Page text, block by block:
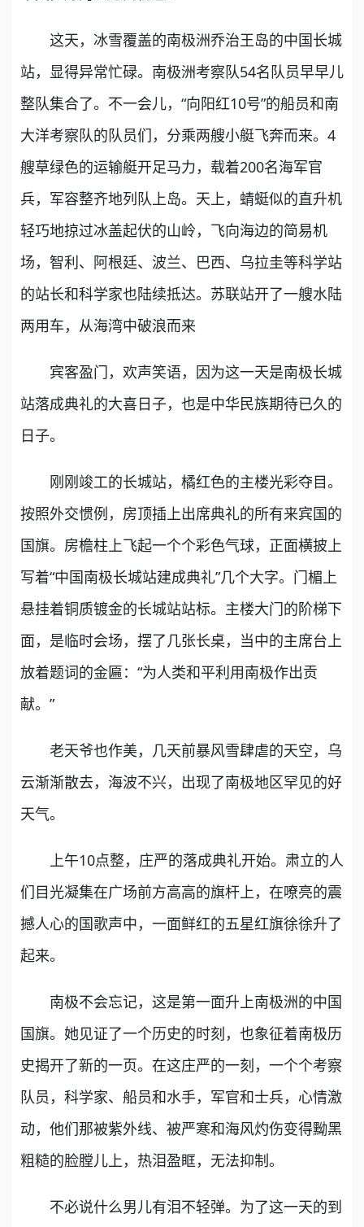
这天，冰雪覆盖的南极洲乔治王岛的中国长城
站，显得异常忙碌。南极洲考察队54名队员早早儿
整队集合了。不一会儿，“向阳红10号”的船员和南
大洋考察队的队员们，分乘两艘小艇飞奔而来。4
艘草绿色的运输艇开足马力，载着200名海军官
兵，军容整齐地列队上岛。天上，蜻蜓似的直升机
轻巧地掠过冰盖起伏的山岭，飞向海边的简易机
场，智利、阿根廷、波兰、巴西、乌拉圭等科学站
的站长和科学家也陆续抵达。苏联站开了一艘水陆
两用车，从海湾中破浪而来
宾客盈门，欢声笑语，因为这一天是南极长城
站落成典礼的大喜日子，也是中华民族期待已久的
日子。
刚刚竣工的长城站，橘红色的主楼光彩夺目。
按照外交惯例，房顶插上出席典礼的所有来宾国的
国旗。房檐柱上飞起一个个彩色气球，正面横披上
写着“中国南极长城站建成典礼”几个大字。门楣上
悬挂着铜质镀金的长城站站标。主楼大门的阶梯下
面，是临时会场，摆了几张长桌，当中的主席台上
放着题词的金匾：“为人类和平利用南极作出贡
献。”
老天爷也作美，几天前暴风雪肆虐的天空，乌
云渐渐散去，海波不兴，出现了南极地区罕见的好
天气。
上午10点整，庄严的落成典礼开始。肃立的人
们目光凝集在广场前方高高的旗杆上，在嘹亮的震
撼人心的国歌声中，一面鲜红的五星红旗徐徐升了
起来。
南极不会忘记，这是第一面升上南极洲的中国
国旗。她见证了一个历史的时刻，也象征着南极历
史揭开了新的一页。在这庄严的一刻，一个个考察
队员，科学家、船员和水手，军官和士兵，心情激
动，他们那被紫外线、被严寒和海风灼伤变得黝黑
粗糙的脸膛儿上，热泪盈眶，无法抑制。
不必说什么男儿有泪不轻弹。为了这一天的到